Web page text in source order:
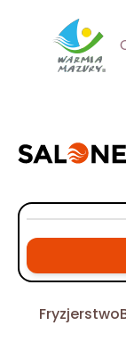
Fryzjerstwo